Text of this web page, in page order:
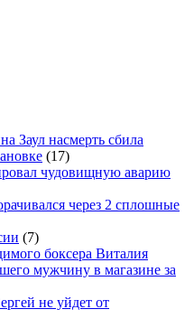
Заул насмерть сбила
(17)
чудовищную аварию
через 2 сплошные
(7)
боксера Виталия
мужчину в магазине за
не уйдет от